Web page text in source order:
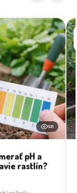
508
pH a
rastlín?